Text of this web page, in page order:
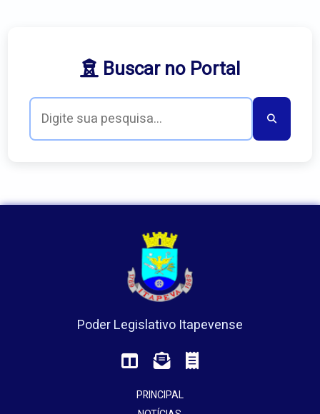
Buscar no Portal
Poder Legislativo Itapevense
PRINCIPAL